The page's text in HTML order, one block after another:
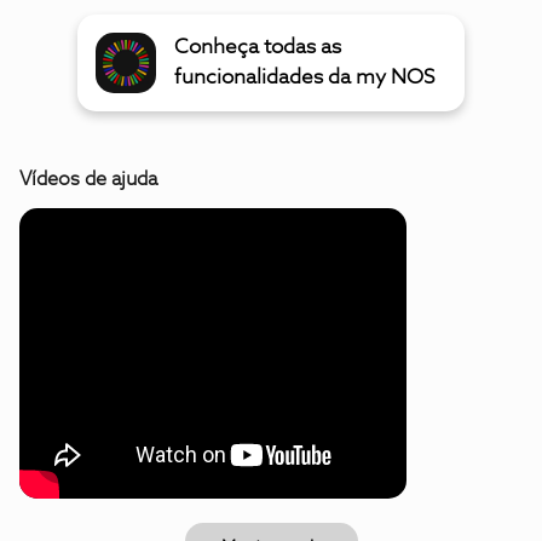
Conheça todas as
funcionalidades da my NOS
Vídeos de ajuda